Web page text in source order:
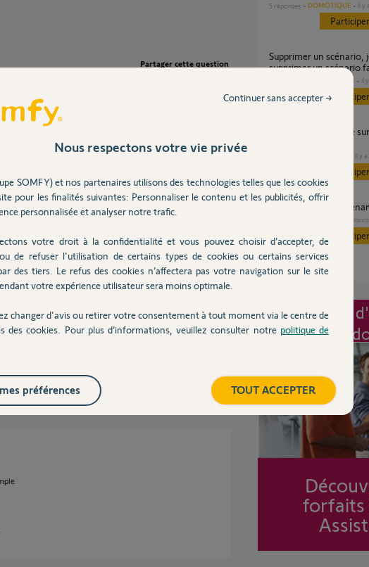
Partager cette question
et Minuit.
ça ne marche pas.
de CONFORT à ECO et inversement.
GEL, CONFORT, ECO; Sur les
vous ne pourrez pas utiliser
5 réponses DOMOTIQUE il
Supprimer un scénario, je sais faire, mais
supprimer un scénario
DOMOTIQUE il
il y
Fonctionnement
il y a
Intervention
à mon
forfaits
Nous respectons votre vie privée
SOMFY) et nos partenaires utilisons des technologies telles que les cookies
pour les finalités suivantes: Personnaliser le contenu et les publicités, offrir
personnalisée et analyser notre trafic.
votre droit à la confidentialité et vous pouvez choisir d’accepter, de
de refuser l'utilisation de certains types de cookies ou certains services
des tiers. Le refus des cookies n’affectera pas votre navigation sur le site
votre expérience utilisateur sera moins optimale.
changer d'avis ou retirer votre consentement à tout moment via le centre de
des cookies. Pour plus d’informations, veuillez consulter notre politique de
Continuer sans accepter →
TOUT ACCEPTER
préférences